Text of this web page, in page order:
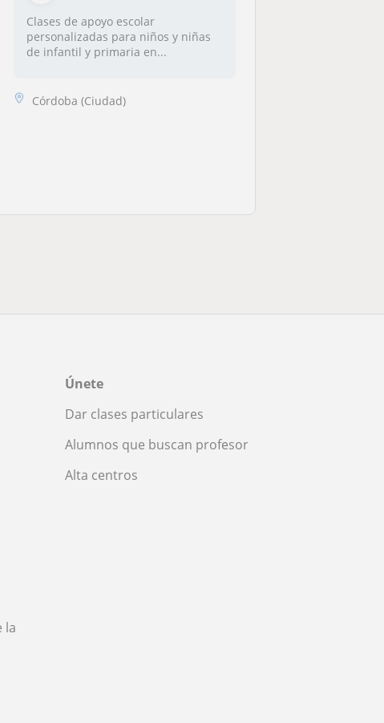
Clases de apoyo escolar
personalizadas para niños y niñas
de infantil y primaria en...
Córdoba (Ciudad)
la
Únete
Dar clases particulares
Alumnos que buscan profesor
Alta centros